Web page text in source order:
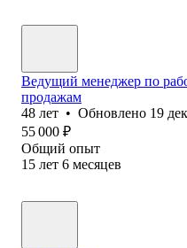
Ведущий менеджер по
продажам
48 лет • Обновлено 19
55 000 ₽
Общий опыт
15 лет 6 месяцев